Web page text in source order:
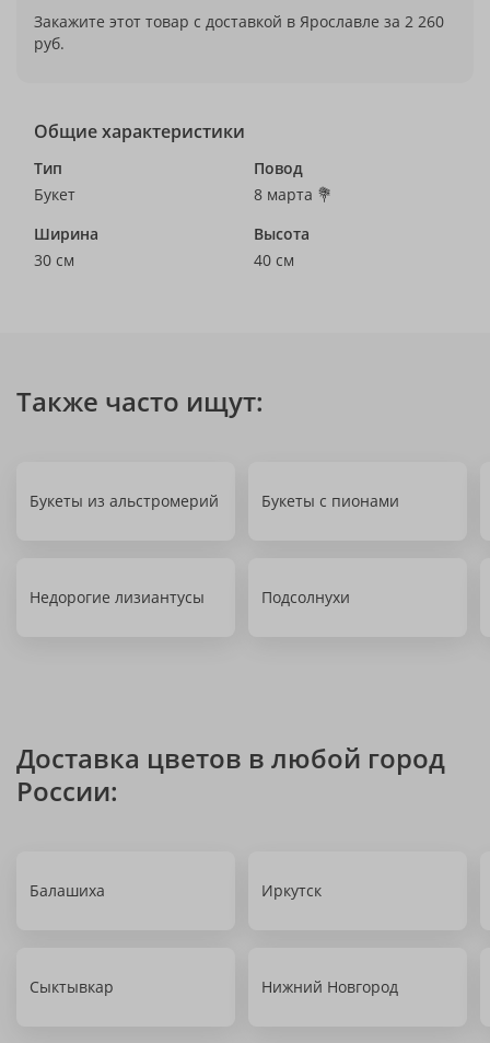
Закажите этот товар с доставкой в Ярославле за 2 260
руб.
Общие характеристики
Тип
Букет
Повод
8 марта 💐
Ширина
30 см
Высота
40 см
Также часто ищут:
Букеты из альстромерий Букеты с пионами
Недорогие лизиантусы Подсолнухи
Доставка цветов в любой город
России:
Балашиха Иркутск
Сыктывкар Нижний Новгород